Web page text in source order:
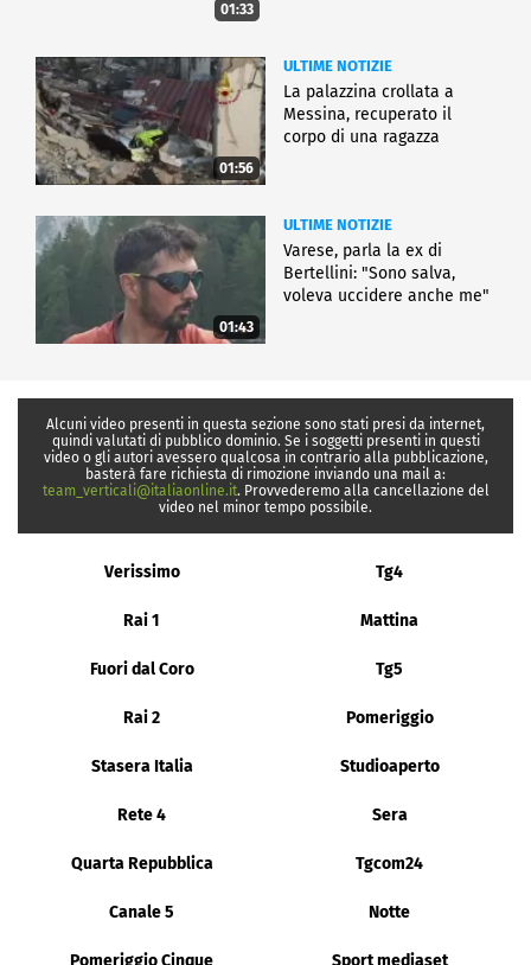
01:33
01:56
ULTIME NOTIZIE
La palazzina crollata a
Messina, recuperato il
corpo di una ragazza
01:43
ULTIME NOTIZIE
Varese, parla la ex di
Bertellini: "Sono salva,
voleva uccidere anche me"
Alcuni video presenti in questa sezione sono stati presi da internet,
quindi valutati di pubblico dominio. Se i soggetti presenti in questi
video o gli autori avessero qualcosa in contrario alla pubblicazione,
basterà fare richiesta di rimozione inviando una mail a:
team_verticali@italiaonline.it. Provvederemo alla cancellazione del
video nel minor tempo possibile.
Verissimo Tg4
Rai 1 Mattina
Fuori dal Coro Tg5
Rai 2 Pomeriggio
Stasera Italia Studioaperto
Rete 4 Sera
Quarta Repubblica Tgcom24
Canale 5 Notte
Pomeriggio Cinque Sport mediaset